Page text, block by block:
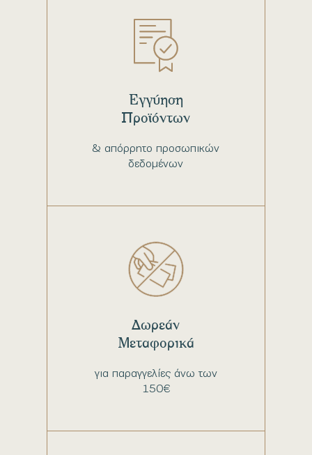
& απόρρητο προσωπικών
δεδομένων
Εγγύηση
Προϊόντων
για παραγγελίες άνω των
150€
Δωρεάν
Μεταφορικά